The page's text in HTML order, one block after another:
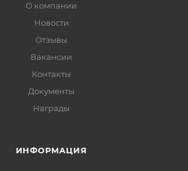
О компании
Новости
Отзывы
Вакансии
Контакты
Документы
Награды
ИНФОРМАЦИЯ